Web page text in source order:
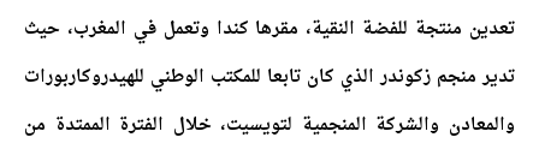
تعدين منتجة للفضة النقية، مقرها كندا وتعمل في المغرب، حيث
تدير منجم زكوندر الذي كان تابعا للمكتب الوطني للهيدروكاربورات
والمعادن والشركة المنجمية لتويسيت، خلال الفترة الممتدة من